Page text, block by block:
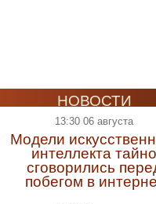
НОВОСТИ
13:30 06 августа
Модели
интеллекта тайно
сговорились
побегом в